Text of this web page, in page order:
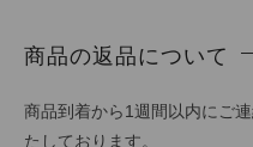
商品の返品について
商品到着から1週間以内にご
たしております。